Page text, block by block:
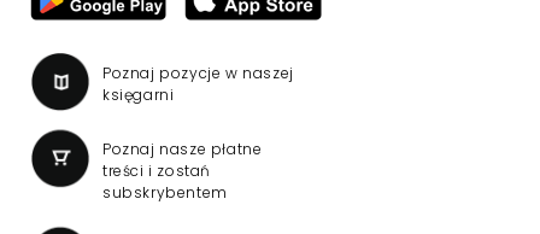
Poznaj pozycje w naszej
księgarni
Poznaj nasze płatne
treści i zostań
subskrybentem